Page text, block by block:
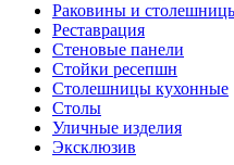
Раковины и
Реставрация
Стеновые панели
Стойки ресепшн
Столешницы кухонные
Столы
Уличные изделия
Эксклюзив